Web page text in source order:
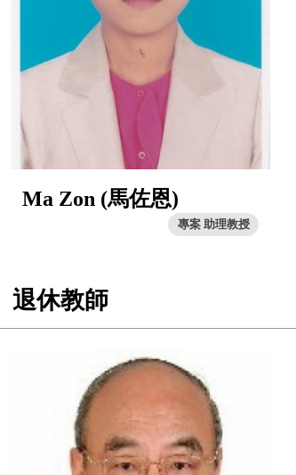
Ma Zon (馬佐恩)
專案 助理教授
退休教師